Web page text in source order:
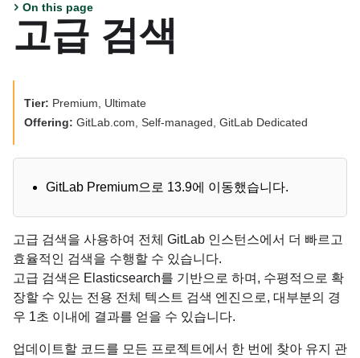
On this page
고급 검색
Tier: Premium, Ultimate
Offering: GitLab.com, Self-managed, GitLab Dedicated
GitLab Premium으로 13.9에 이동했습니다.
고급 검색을 사용하여 전체 GitLab 인스턴스에서 더 빠르고
효율적인 검색을 수행할 수 있습니다.
고급 검색은 Elasticsearch를 기반으로 하며, 수평적으로 확
장할 수 있는 전용 전체 텍스트 검색 엔진으로, 대부분의 경
우 1초 이내에 결과를 얻을 수 있습니다.
업데이트할 코드를 모든 프로젝트에서 한 번에 찾아 유지 관